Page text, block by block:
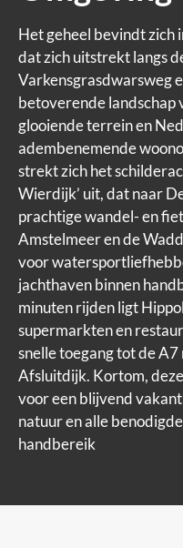
Het geheel bevindt zich
dat zich uitstrekt langs
Varkensgrasdwarsweg
betoverende landschap
glooiende terrein en
adembenemende
strekt zich het
Wierdijk’ uit, dat naar
prachtige wandel- en
Amstelmeer en de
voor
jachthaven binnen
minuten rijden ligt
supermarkten en
snelle toegang tot de
Afsluitdijk. Kortom,
voor een blijvend
natuur en alle
handbereik